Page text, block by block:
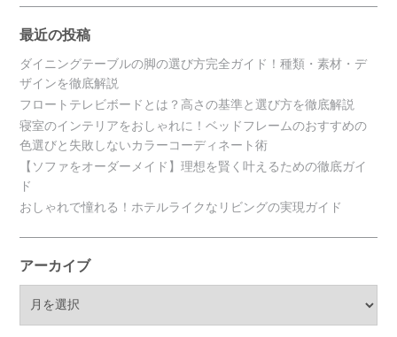
最近の投稿
ダイニングテーブルの脚の選び方完全ガイド！種類・素材・デ
ザインを徹底解説
フロートテレビボードとは？高さの基準と選び方を徹底解説
寝室のインテリアをおしゃれに！ベッドフレームのおすすめの
色選びと失敗しないカラーコーディネート術
【ソファをオーダーメイド】理想を賢く叶えるための徹底ガイ
ド
おしゃれで憧れる！ホテルライクなリビングの実現ガイド
アーカイブ